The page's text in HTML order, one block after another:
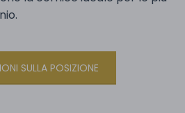
SULLA POSIZIONE